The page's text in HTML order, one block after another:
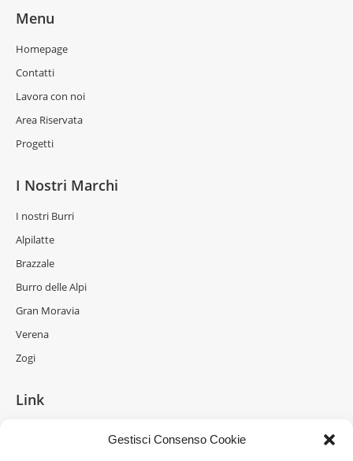
Gestisci Consenso Cookie
Menu
Homepage
Contatti
Lavora con noi
Area Riservata
Progetti
I Nostri Marchi
I nostri Burri
Alpilatte
Brazzale
Burro delle Alpi
Gran Moravia
Verena
Zogi
Link